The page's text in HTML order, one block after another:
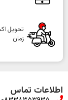
تحویل
زمان
اطلاعات تماس